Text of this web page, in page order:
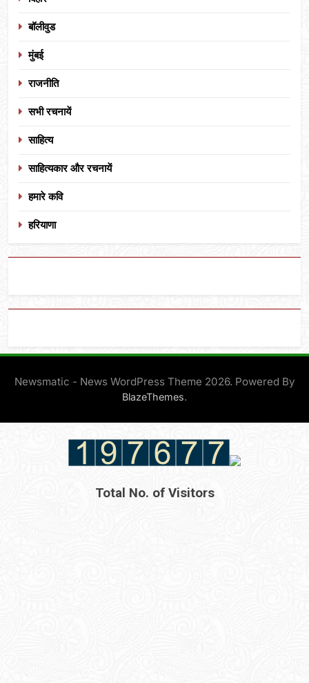
बॉलीवुड
मुंबई
राजनीति
सभी रचनायें
साहित्य
साहित्यकार और रचनायें
हमारे कवि
हरियाणा
Newsmatic - News WordPress Theme 2026. Powered By
BlazeThemes.
Total No. of Visitors